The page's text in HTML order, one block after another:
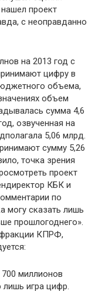
проект
с неоправданно
на 2013 год с
цифру в
объема,
объем
сумма 4,6
озвученная на
5,06 млрд.
сумму 5,26
точка зрения
проект
КБК и
по
могу сказать лишь
прошлогоднего».
КПРФ,
миллионов
лишь игра цифр.